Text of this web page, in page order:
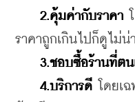
2.คุ้มค่ากับราคา
ราคาถูกเกินไปก็ดูไม่น่
3.ชอบซื้อร้านที่ตน
4.บริการดี โดยเ